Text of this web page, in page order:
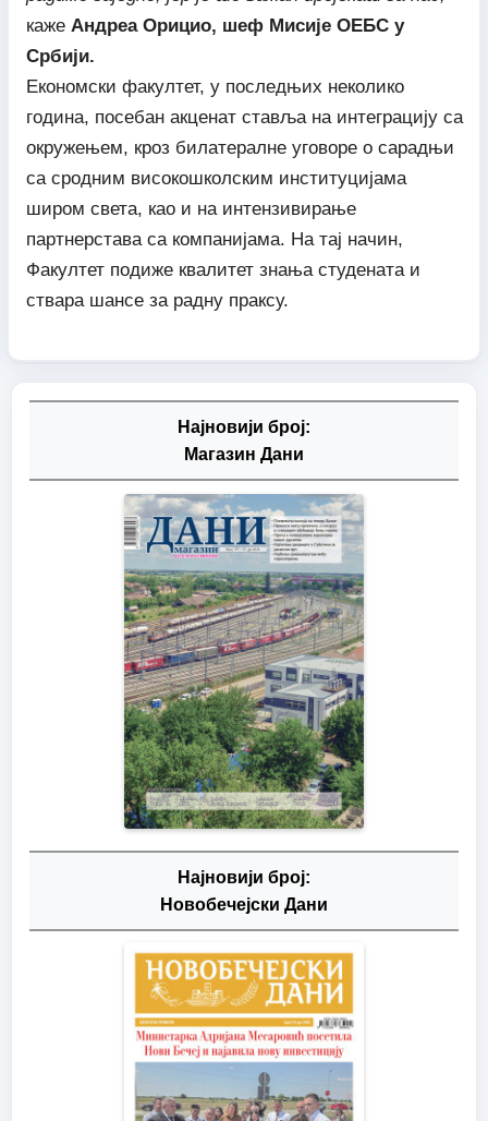
каже Андреа Орицио, шеф Мисије ОЕБС у
Србији.
Економски факултет, у последњих неколико
година, посебан акценат ставља на интеграцију са
окружењем, кроз билатералне уговоре о сарадњи
са сродним високошколским институцијама
широм света, као и на интензивирање
партнерстава са компанијама. На тај начин,
Факултет подиже квалитет знања студената и
ствара шансе за радну праксу.
Најновији број:
Магазин Дани
Најновији број:
Новобечејски Дани